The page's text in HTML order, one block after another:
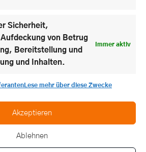
Sicherheit,
von Betrug
Bereitstellung und
und Inhalten.
Immer aktiv
Lese mehr über diese Zwecke
Akzeptieren
Ablehnen
deiner persönlichen
in Stein lebe, bin ich hier
Diese lange Zeit hat mich
zu werden, der ich heute